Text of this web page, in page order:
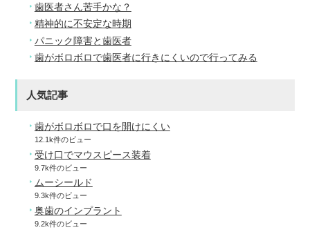
歯医者さん苦手かな？
精神的に不安定な時期
パニック障害と歯医者
歯がボロボロで歯医者に行きにくいので行ってみる
人気記事
歯がボロボロで口を開けにくい
12.1k件のビュー
受け口でマウスピース装着
9.7k件のビュー
ムーシールド
9.3k件のビュー
奥歯のインプラント
9.2k件のビュー